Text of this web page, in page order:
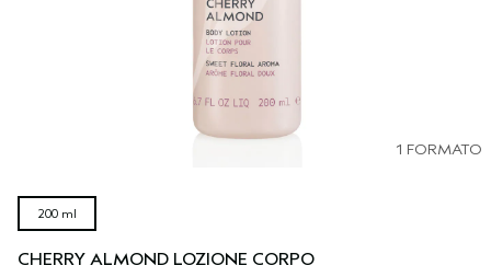
1 FORMATO
200 ml
CHERRY ALMOND LOZIONE CORPO